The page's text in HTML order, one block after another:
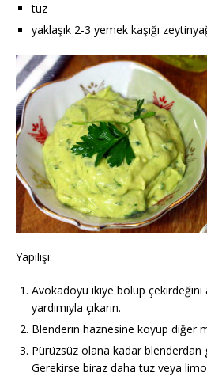
tuz
yaklaşık 2-3 yemek kaşığı
Yapılışı:
Avokadoyu ikiye bölüp çekirdeğini
yardımıyla çıkarın.
Blenderın haznesine koyup diğer
Pürüzsüz olana kadar blenderdan
Gerekirse biraz daha tuz veya